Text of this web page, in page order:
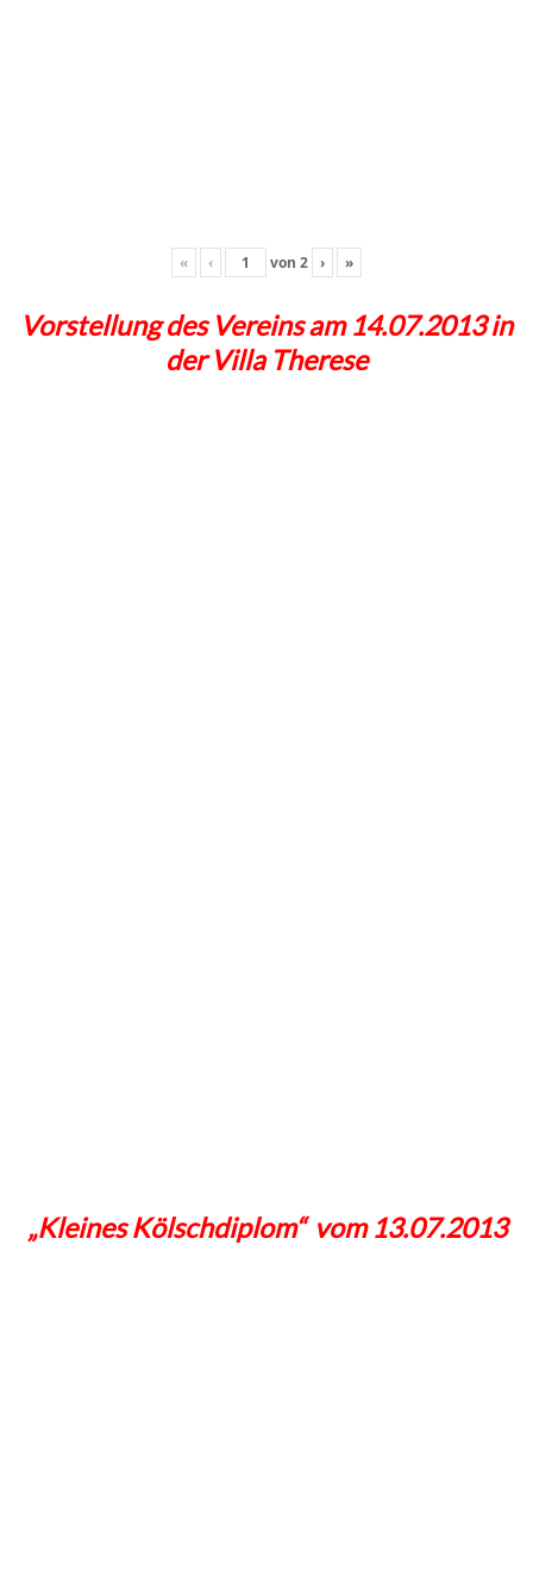
« ‹ von 2 › »
Vorstellung des Vereins am 14.07.2013 in
der Villa Therese
„Kleines Kölschdiplom“ vom 13.07.2013